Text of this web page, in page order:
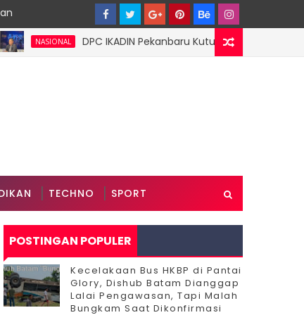
NASIONAL
DPC IKADIN Pekanbaru Kutuk Premanisme, Desak
TECHNO SPORT
POSTINGAN POPULER
Kecelakaan Bus HKBP di Pantai
Glory, Dishub Batam Dianggap
Lalai Pengawasan, Tapi Malah
Bungkam Saat Dikonfirmasi